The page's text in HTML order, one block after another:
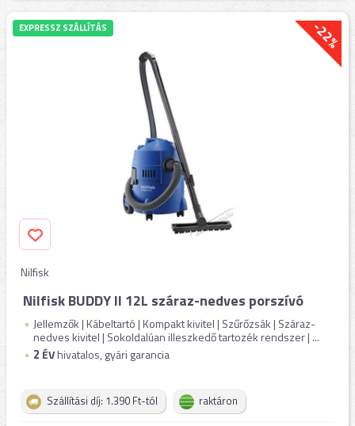
-22%
EXPRESSZ SZÁLLÍTÁS
Nilfisk
Nilfisk BUDDY II 12L száraz-nedves porszívó
Jellemzők | Kábeltartó | Kompakt kivitel | Szűrőzsák | Száraz-
nedves kivitel | Sokoldalúan illeszkedő tartozék rendszer | ...
2 ÉVhivatalos, gyári garancia
Szállítási díj: 1.390 Ft-tól raktáron